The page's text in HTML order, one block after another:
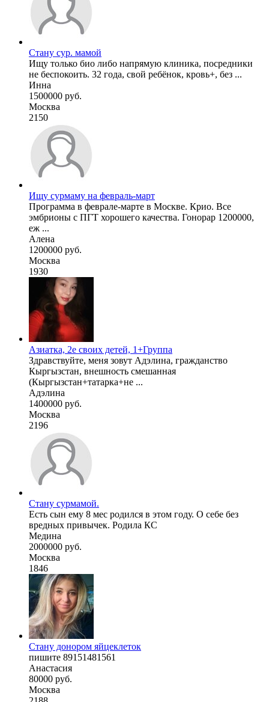
Стану сур. мамой
Ищу только био либо напрямую клиника, посредники
не беспокоить. 32 года, свой ребёнок, кровь+, без ...
Инна
1500000 руб.
Москва
2150
Ищу сурмаму на февраль-март
Программа в феврале-марте в Москве. Крио. Все
эмбрионы с ПГТ хорошего качества. Гонорар 1200000,
еж ...
Алена
1200000 руб.
Москва
1930
Азиатка, 2е своих детей, 1+Группа
Здравствуйте, меня зовут Адэлина, гражданство
Кыргызстан, внешность смешанная
(Кыргызстан+татарка+не ...
Адэлина
1400000 руб.
Москва
2196
Стану сурмамой.
Есть сын ему 8 мес родился в этом году. О себе без
вредных привычек. Родила КС
Медина
2000000 руб.
Москва
1846
Стану донором яйцеклеток
пишите 89151481561
Анастасия
80000 руб.
Москва